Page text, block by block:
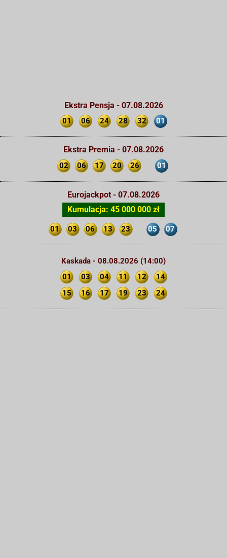
Ekstra Pensja - 07.08.2026
01 06 24 28 32 01
Ekstra Premia - 07.08.2026
02 06 17 20 26 01
Eurojackpot - 07.08.2026
Kumulacja: 45 000 000 zł
01 03 06 13 23 05 07
Kaskada - 08.08.2026 (14:00)
01
03 04 11 12
14
15
16 17 19 23 24